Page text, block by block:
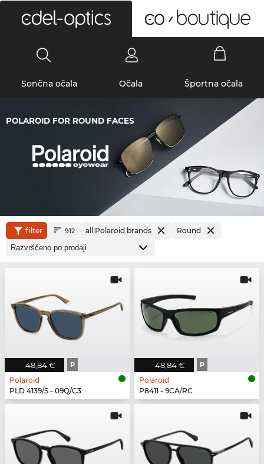
Sončna očala Očala Športna očala
POLAROID FOR ROUND FACES
filter 912 all Polaroid brands Round
48,84 € P
Polaroid
PLD 4139/S - 09Q/C3
48,84 € P
Polaroid
P8411 - 9CA/RC